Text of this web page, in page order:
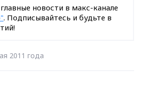
новости в макс-канале
. Подписывайтесь и будьте в
2011 года